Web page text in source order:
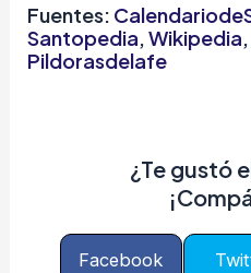
Fuentes:
Santopedia ,Wikipedia
Pildorasdelafe
¿Te gustó
Facebook